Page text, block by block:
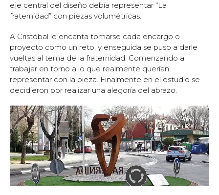
eje central del diseño debía representar “La
fraternidad” con piezas volumétricas.
A Cristóbal le encanta tomarse cada encargo o
proyecto como un reto, y enseguida se puso a darle
vueltas al tema de la fraternidad. Comenzando a
trabajar en torno a lo que realmente querían
representar con la pieza. Finalmente en el estudio se
decidieron por realizar una alegoría del abrazo.